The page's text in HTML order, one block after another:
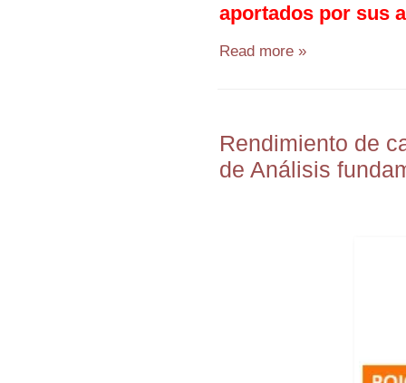
aportados por sus
Read more »
Rendimiento de
de Análisis